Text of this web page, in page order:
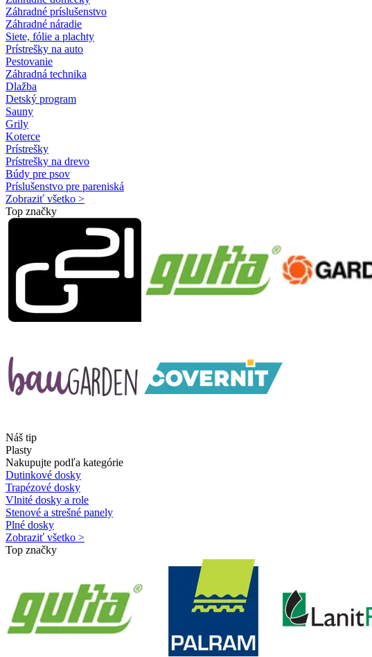
Záhradné príslušenstvo
Záhradné náradie
Siete, fólie a plachty
Prístrešky na auto
Pestovanie
Záhradná technika
Dlažba
Detský program
Sauny
Grily
Koterce
Prístrešky
Prístrešky na drevo
Búdy pre psov
Príslušenstvo pre pareniská
Zobraziť všetko >
Top značky
Náš tip
Plasty
Nakupujte podľa kategórie
Dutinkové dosky
Trapézové dosky
Vlnité dosky a role
Stenové a strešné panely
Plné dosky
Zobraziť všetko >
Top značky